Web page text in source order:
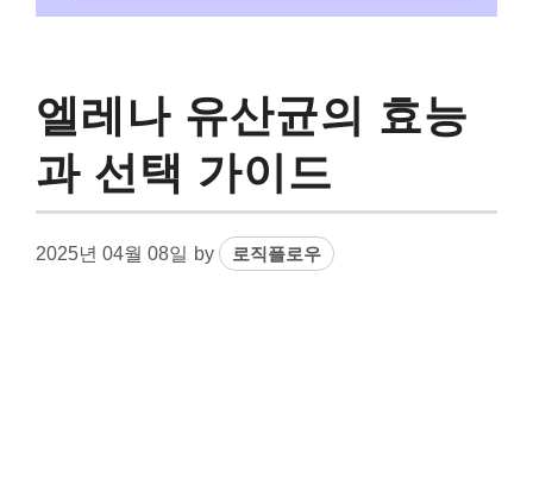
엘레나 유산균의 효능
과 선택 가이드
2025년 04월 08일 by 로직플로우